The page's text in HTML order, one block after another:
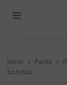
Inicio > Packs >
botellas